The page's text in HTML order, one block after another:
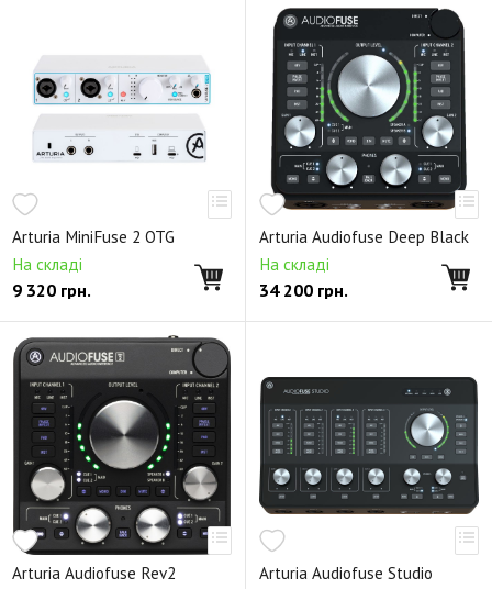
Arturia MiniFuse 2 OTG
На складі
9 320 грн.
Arturia Audiofuse Deep Black
На складі
34 200 грн.
Arturia Audiofuse Rev2
Arturia Audiofuse Studio